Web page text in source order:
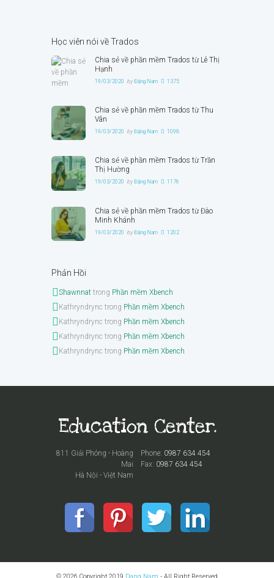
Học viên nói về Trados
Chia sẻ về phần mềm Trados từ Lê Thị
Hạnh
19/03/2020 byĐặng Nam 1375
Chia sẻ về phần mềm Trados từ Thu
Vân
19/03/2020 byĐặng Nam 1098
Chia sẻ về phần mềm Trados từ Trần
Thị Hường
19/03/2020 byĐặng Nam 1176
Chia sẻ về phần mềm Trados từ Đào
Minh Khánh
19/03/2020 byĐặng Nam 1202
Phản Hồi
Shawnnat trong Phần mềm Xbench
Kathryndrync trong Phần mềm Xbench
Kathryndrync trong Phần mềm Xbench
Kathryndrync trong Phần mềm Xbench
Kathryndrync trong Phần mềm Xbench
Phone: 0987 634 454
Fax: 0987 634 454
811 Giải Phóng - Hoàng
Mai
Hà Nội - Việt Nam